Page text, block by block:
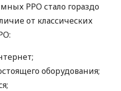
РРО стало гораздо
от классических
оборудования;